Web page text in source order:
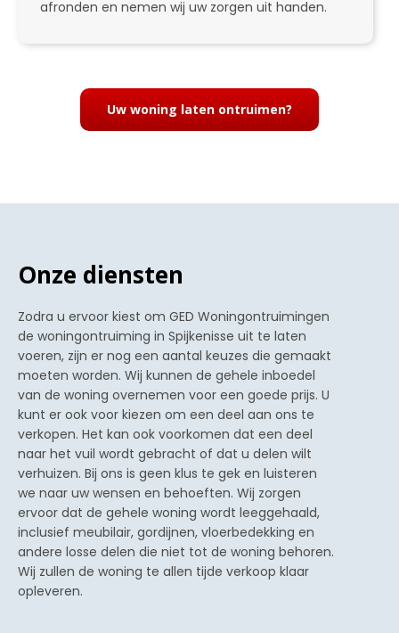
afronden en nemen wij uw zorgen uit handen.
Uw woning laten ontruimen?
Onze diensten
Zodra u ervoor kiest om GED Woningontruimingen
de woningontruiming in Spijkenisse uit te laten
voeren, zijn er nog een aantal keuzes die gemaakt
moeten worden. Wij kunnen de gehele inboedel
van de woning overnemen voor een goede prijs. U
kunt er ook voor kiezen om een deel aan ons te
verkopen. Het kan ook voorkomen dat een deel
naar het vuil wordt gebracht of dat u delen wilt
verhuizen. Bij ons is geen klus te gek en luisteren
we naar uw wensen en behoeften. Wij zorgen
ervoor dat de gehele woning wordt leeggehaald,
inclusief meubilair, gordijnen, vloerbedekking en
andere losse delen die niet tot de woning behoren.
Wij zullen de woning te allen tijde verkoop klaar
opleveren.